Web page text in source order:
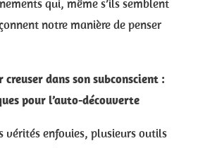
qui, même s’ils semblent
notre manière de penser
creuser dans son subconscient :
pour l’auto-découverte
vérités enfouies, plusieurs outils